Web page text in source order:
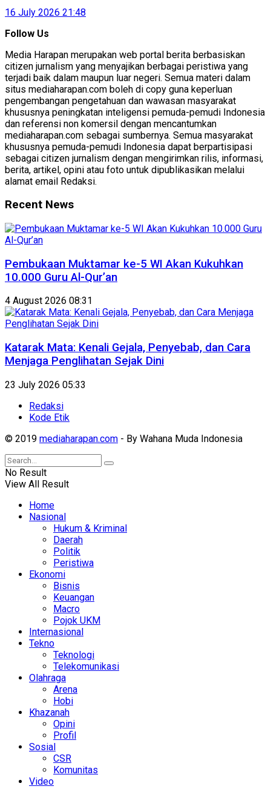
16 July 2026 21:48
Follow Us
Media Harapan merupakan web portal berita berbasiskan
citizen jurnalism yang menyajikan berbagai peristiwa yang
terjadi baik dalam maupun luar negeri. Semua materi dalam
situs mediaharapan.com boleh di copy guna keperluan
pengembangan pengetahuan dan wawasan masyarakat
khususnya peningkatan inteligensi pemuda-pemudi Indonesia
dan referensi non komersil dengan mencantumkan
mediaharapan.com sebagai sumbernya. Semua masyarakat
khususnya pemuda-pemudi Indonesia dapat berpartisipasi
sebagai citizen jurnalism dengan mengirimkan rilis, informasi,
berita, artikel, opini atau foto untuk dipublikasikan melalui
alamat email Redaksi.
Recent News
Pembukaan Muktamar ke-5 WI Akan Kukuhkan
10.000 Guru Al-Qur’an
4 August 2026 08:31
Katarak Mata: Kenali Gejala, Penyebab, dan Cara
Menjaga Penglihatan Sejak Dini
23 July 2026 05:33
Redaksi
Kode Etik
© 2019 mediaharapan.com - By Wahana Muda Indonesia
No Result
View All Result
Home
Nasional
Hukum & Kriminal
Daerah
Politik
Peristiwa
Ekonomi
Bisnis
Keuangan
Macro
Pojok UKM
Internasional
Tekno
Teknologi
Telekomunikasi
Olahraga
Arena
Hobi
Khazanah
Opini
Profil
Sosial
CSR
Komunitas
Video